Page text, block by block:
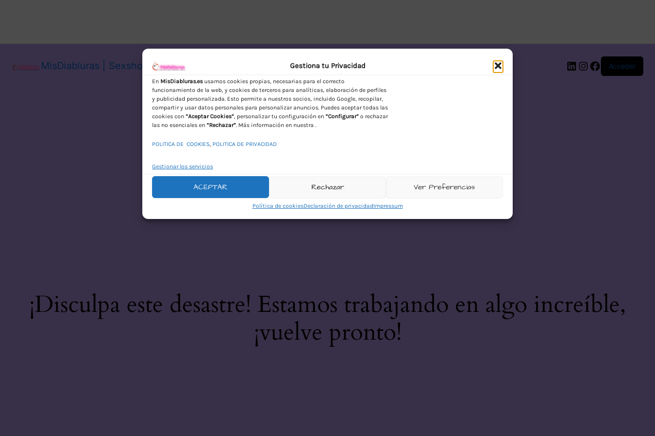
Gestiona tu Privacidad
En MisDiabluras.es usamos cookies propias, necesarias para el correcto
funcionamiento de la web, y cookies de terceros para analíticas, elaboración de perfiles
y publicidad personalizada. Esto permite a nuestros socios, incluido Google, recopilar,
compartir y usar datos personales para personalizar anuncios. Puedes aceptar todas las
cookies con “Aceptar Cookies”, personalizar tu configuración en “Configurar” o rechazar
las no esenciales en “Rechazar”. Más información en nuestra .
POLITICA DE COOKIES, POLITICA DE PRIVACIDAD
Gestionar los servicios
ACEPTAR Rechazar Ver Preferencias
Política de cookiesDeclaración de privacidadImpressum
MisDiabluras | Sexshop Online con Envío Discreto en España
LinkedIn
Instagram
Facebook
Acceder
¡Disculpa este desastre! Estamos trabajando en algo increíble,
¡vuelve pronto!